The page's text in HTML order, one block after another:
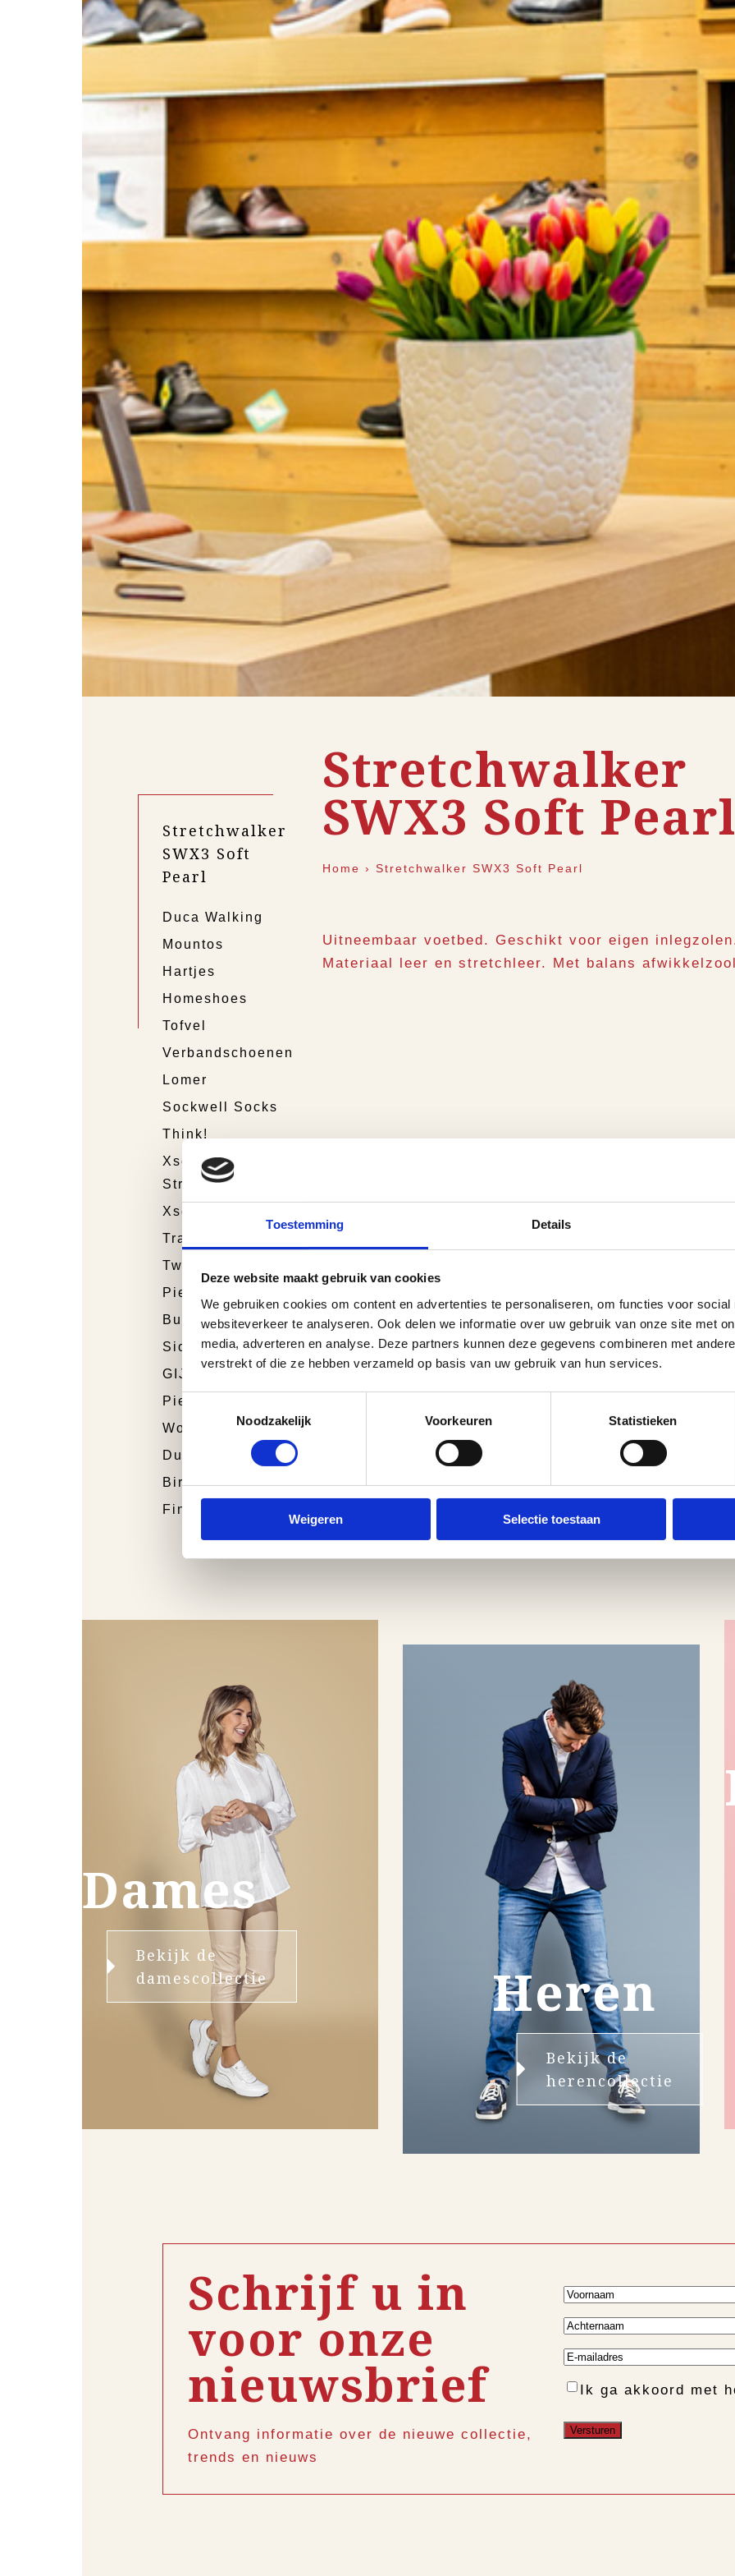
Toestemming Details
Deze website maakt gebruik van cookies
We gebruiken cookies om content en advertenties te personaliseren, om functies voor social
websiteverkeer te analyseren. Ook delen we informatie over uw gebruik van onze site met
media, adverteren en analyse. Deze partners kunnen deze gegevens combineren met
verstrekt of die ze hebben verzameld op basis van uw gebruik van hun services.
Toestemmingsselectie
Noodzakelijk
Voorkeuren Statistieken
Weigeren Selectie toestaan
Stretchwalker
SWX3 Soft
Pearl
Duca Walking
Mountos
Hartjes
Homeshoes
Tofvel
Verbandschoenen
Lomer
Sockwell Socks
Think!
Xsensible
Stretchwalker
Xsensible
Trackstyle
Twins
Piedro Sport
Bunnies Junior
Sioux
GIJS
Piedro
Wolky
Durea
Birkenstock
Finn Comfort
Stretchwalker
SWX3 Soft Pearl
Home ›Stretchwalker SWX3 Soft Pearl
Uitneembaar voetbed. Geschikt voor eigen
Materiaal leer en stretchleer. Met balans
Dames
Bekijk de
damescollectie
Heren
Bekijk de
herencollectie
Schrijf u in
voor onze
nieuwsbrief
Ontvang informatie over de nieuwe collectie,
trends en nieuws
Voornaam
Achternaam
E-
mailadres
Instemming
Ik ga akkoord met